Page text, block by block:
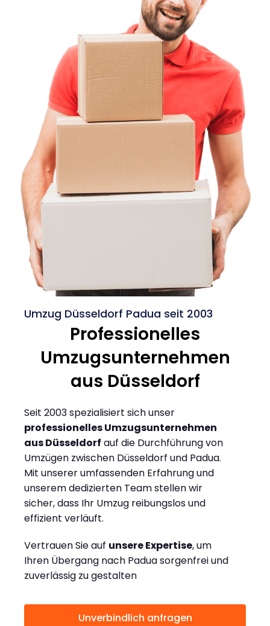
Umzug Düsseldorf Padua seit 2003
Professionelles
Umzugsunternehmen
aus Düsseldorf
Seit 2003 spezialisiert sich unser
professionelles Umzugsunternehmen
aus Düsseldorf auf die Durchführung von
Umzügen zwischen Düsseldorf und Padua.
Mit unserer umfassenden Erfahrung und
unserem dedizierten Team stellen wir
sicher, dass Ihr Umzug reibungslos und
effizient verläuft.
Vertrauen Sie auf unsere Expertise, um
Ihren Übergang nach Padua sorgenfrei und
zuverlässig zu gestalten
Unverbindlich anfragen